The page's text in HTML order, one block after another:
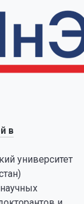
в
университет